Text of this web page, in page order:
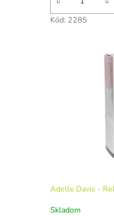
Kód: 2285
Adelle Davis -
Skladom